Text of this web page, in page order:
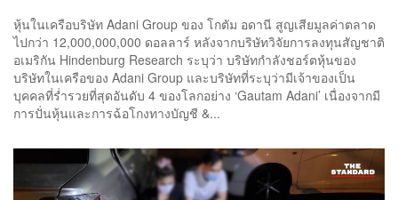
หุ้นในเครือบริษัท Adani Group ของ โกตัม อดานี สูญเสียมูลค่าตลาด
ไปกว่า 12,000,000,000 ดอลลาร์ หลังจากบริษัทวิจัยการลงทุนสัญชาติ
อเมริกัน Hindenburg Research ระบุว่า บริษัทกำลังชอร์ตหุ้นของ
บริษัทในเครือของ Adani Group และบริษัทที่ระบุว่ามีเจ้าของเป็น
บุคคลที่ร่ำรวยที่สุดอันดับ 4 ของโลกอย่าง ‘Gautam Adani’ เนื่องจากมี
การปั่นหุ้นและการฉ้อโกงทางบัญชี &...